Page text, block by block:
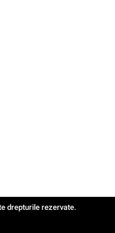
drepturile rezervate.